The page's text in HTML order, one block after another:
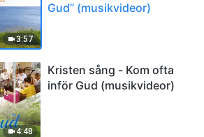
3:57
Gud” (musikvideor)
4:48
Kristen sång - Kom ofta
inför Gud (musikvideor)